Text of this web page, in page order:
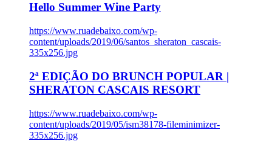
Hello Summer Wine Party
https://www.ruadebaixo.com/wp-
content/uploads/2019/06/santos_sheraton_cascais-
335x256.jpg
2ª EDIÇÃO DO BRUNCH POPULAR |
SHERATON CASCAIS RESORT
https://www.ruadebaixo.com/wp-
content/uploads/2019/05/ism38178-fileminimizer-
335x256.jpg